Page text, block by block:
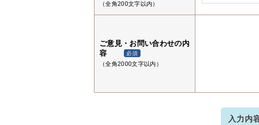
（全角200文字以内）
ご意見・お問い合わせの内
容
必須
（全角2000文字以内）
入力内